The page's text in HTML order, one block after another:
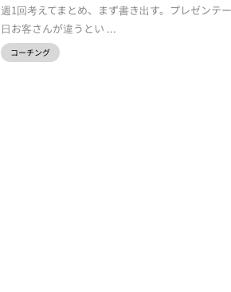
週1回考えてまとめ、まず書き出す。プレゼンテ
日お客さんが違うとい ...
コーチング